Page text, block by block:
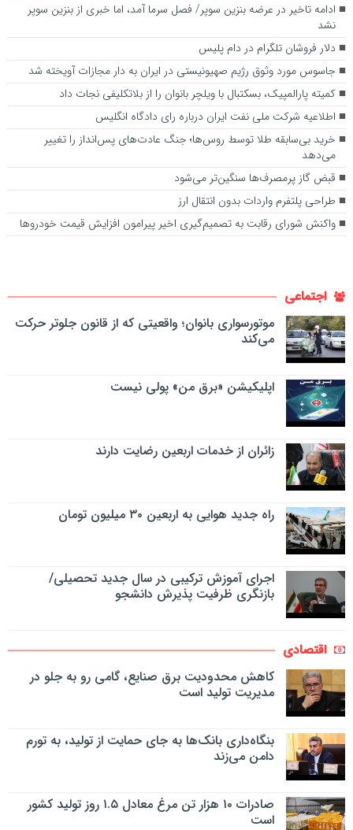
ادامه تاخیر در عرضه بنزین سوپر/ فصل سرما آمد، اما خبری از بنزین سوپر
نشد
دلار فروشان تلگرام در دام پلیس
جاسوس مورد وثوق رژیم صهیونیستی در ایران به دار مجازات آویخته شد
کمیته پارالمپیک، بسکتبال با ویلچر بانوان را از بلاتکلیفی نجات داد
اطلاعیه شرکت ملی نفت ایران درباره رای دادگاه انگلیس
خرید بی‌سابقه طلا توسط روس‌ها؛ جنگ عادت‌های پس‌انداز را تغییر
می‌دهد
قبض گاز پرمصرف‌ها سنگین‌تر می‌شود
طراحی پلتفرم واردات بدون انتقال ارز
واکنش شورای رقابت به تصمیم‌گیری اخیر پیرامون افزایش قیمت خودروها
اجتماعی
موتورسواری بانوان؛ واقعیتی که از قانون جلوتر حرکت
می‌کند
اپلیکیشن «برق من» پولی نیست
زائران از خدمات اربعین رضایت دارند
راه جدید هوایی به اربعین ۳۰ میلیون تومان
اجرای آموزش ترکیبی در سال جدید تحصیلی/
بازنگری ظرفیت پذیرش دانشجو
اقتصادی
کاهش محدودیت برق صنایع، گامی رو به جلو در
مدیریت تولید است
بنگاه‌داری بانک‌ها به جای حمایت از تولید، به تورم
دامن می‌زند
صادرات ۱۰ هزار تن مرغ معادل ۱.۵ روز تولید کشور
است